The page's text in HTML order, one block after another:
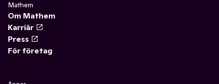
Mathem
Om Mathem
Karriär
Press
För företag